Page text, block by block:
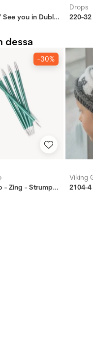
196-37 See you in Dublin kjol
Drops
dessa
-30%
Knitpro - Zing - Strumpstickor
Viking
2104-